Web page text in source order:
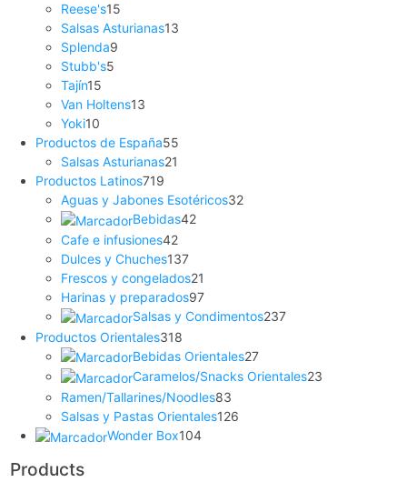
Reese's15
Salsas Asturianas13
Splenda9
Stubb's5
Tajín15
Van Holtens13
Yoki10
Productos de España55
Salsas Asturianas21
Productos Latinos719
Aguas y Jabones Esotéricos32
Bebidas42
Cafe e infusiones42
Dulces y Chuches137
Frescos y congelados21
Harinas y preparados97
Salsas y Condimentos237
Productos Orientales318
Bebidas Orientales27
Caramelos/Snacks Orientales23
Ramen/Tallarines/Noodles83
Salsas y Pastas Orientales126
Wonder Box104
Products